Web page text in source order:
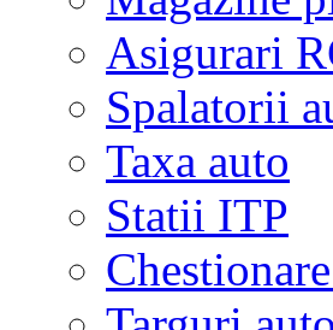
Asigurari
Spalatorii
Taxa auto
Statii ITP